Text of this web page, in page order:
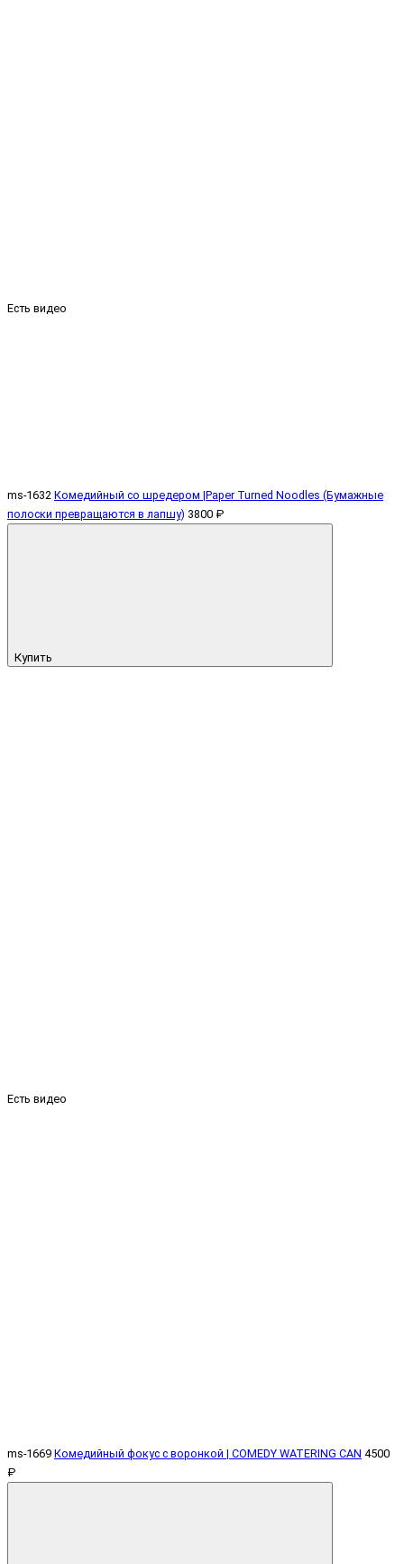
Есть видео
ms-1632 Комедийный со шредером |Paper Turned Noodles (Бумажные
полоски превращаются в лапшу) 3800 ₽
Купить
Есть видео
ms-1669 Комедийный фокус c воронкой | COMEDY WATERING CAN 4500
₽